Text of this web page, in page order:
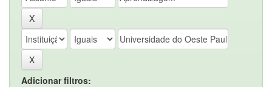
Adicionar filtros: